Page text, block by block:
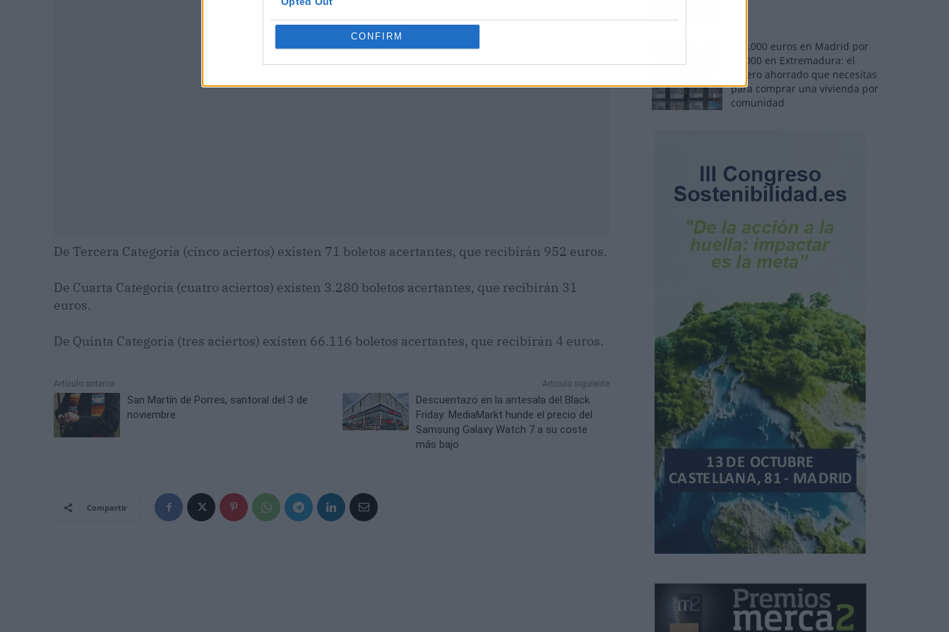
CONFIRM
Publicidad
De Tercera Categoría (cinco aciertos) existen 71 boletos acertantes, que recibirán 952 euros.
De Cuarta Categoría (cuatro aciertos) existen 3.280 boletos acertantes, que recibirán 31
euros.
De Quinta Categoría (tres aciertos) existen 66.116 boletos acertantes, que recibirán 4 euros.
Artículo anterior
San Martín de Porres, santoral del 3 de
noviembre
Artículo siguiente
​Descuentazo en la antesala del Black
Friday: MediaMarkt hunde el precio del
Samsung Galaxy Watch 7 a su coste
más bajo
Compartir
110.000 euros en Madrid por
31.000 en Extremadura: el
dinero ahorrado que necesitas
para comprar una vivienda por
comunidad